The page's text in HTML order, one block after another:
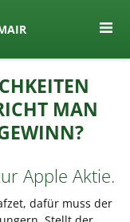
MAN
Apple Aktie.
dafür muss der